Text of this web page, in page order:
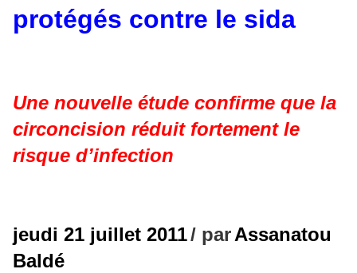
protégés contre le sida
Une nouvelle étude confirme que la
circoncision réduit fortement le
risque d’infection
jeudi 21 juillet 2011/ parAssanatou
Baldé